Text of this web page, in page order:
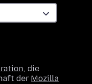
, die
der Mozilla